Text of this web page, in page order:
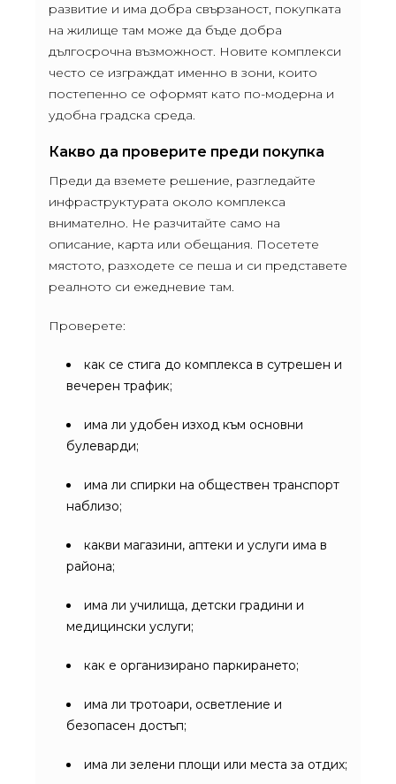
развитие и има добра свързаност, покупката
на жилище там може да бъде добра
дългосрочна възможност. Новите комплекси
често се изграждат именно в зони, които
постепенно се оформят като по-модерна и
удобна градска среда.
Какво да проверите преди покупка
Преди да вземете решение, разгледайте
инфраструктурата около комплекса
внимателно. Не разчитайте само на
описание, карта или обещания. Посетете
мястото, разходете се пеша и си представете
реалното си ежедневие там.
Проверете:
как се стига до комплекса в сутрешен и
вечерен трафик;
има ли удобен изход към основни
булеварди;
има ли спирки на обществен транспорт
наблизо;
какви магазини, аптеки и услуги има в
района;
има ли училища, детски градини и
медицински услуги;
как е организирано паркирането;
има ли тротоари, осветление и
безопасен достъп;
има ли зелени площи или места за отдих;